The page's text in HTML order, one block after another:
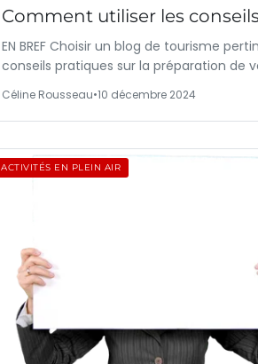
Comment utiliser les
EN BREF Choisir un blog de tourisme
conseils pratiques sur la préparation de
Céline Rousseau•10 décembre 2024
ACTIVITÉS EN PLEIN AIR